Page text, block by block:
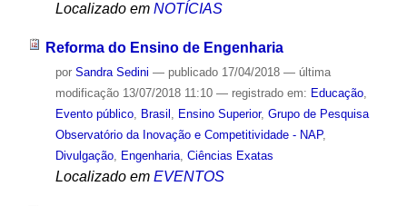
Localizado em NOTÍCIAS
Reforma do Ensino de Engenharia
por Sandra Sedini — publicado17/04/2018 — última
modificação13/07/2018 11:10 — registrado em: Educação,
Evento público, Brasil Ensino Superior, Grupo de Pesquisa
Observatório da Inovação e Competitividade - NAP,
Divulgação, Engenharia, Ciências Exatas
Localizado em EVENTOS